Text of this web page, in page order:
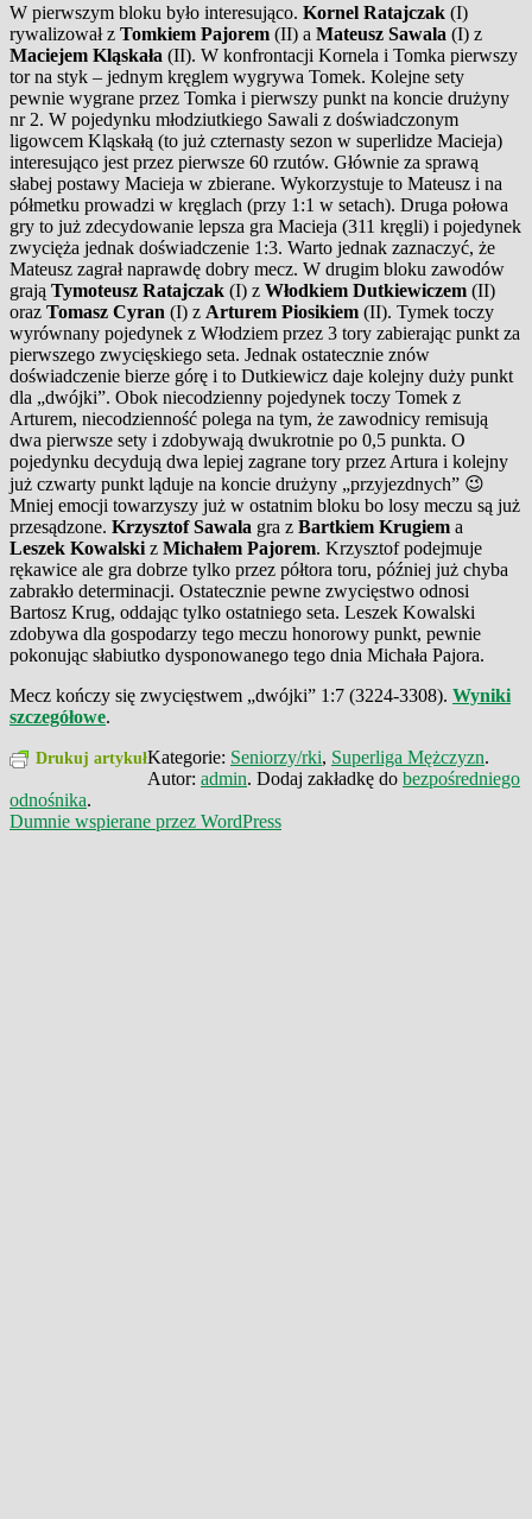
W pierwszym bloku było interesująco. Kornel Ratajczak (I)
rywalizował z Tomkiem Pajorem (II) a Mateusz Sawala (I) z
Maciejem Kląskała (II). W konfrontacji Kornela i Tomka pierwszy
tor na styk – jednym kręglem wygrywa Tomek. Kolejne sety
pewnie wygrane przez Tomka i pierwszy punkt na koncie drużyny
nr 2. W pojedynku młodziutkiego Sawali z doświadczonym
ligowcem Kląskałą (to już czternasty sezon w superlidze Macieja)
interesująco jest przez pierwsze 60 rzutów. Głównie za sprawą
słabej postawy Macieja w zbierane. Wykorzystuje to Mateusz i na
półmetku prowadzi w kręglach (przy 1:1 w setach). Druga połowa
gry to już zdecydowanie lepsza gra Macieja (311 kręgli) i pojedynek
zwycięża jednak doświadczenie 1:3. Warto jednak zaznaczyć, że
Mateusz zagrał naprawdę dobry mecz. W drugim bloku zawodów
grają Tymoteusz Ratajczak (I) z Włodkiem Dutkiewiczem (II)
oraz Tomasz Cyran (I) z Arturem Piosikiem (II). Tymek toczy
wyrównany pojedynek z Włodziem przez 3 tory zabierając punkt za
pierwszego zwycięskiego seta. Jednak ostatecznie znów
doświadczenie bierze górę i to Dutkiewicz daje kolejny duży punkt
dla „dwójki”. Obok niecodzienny pojedynek toczy Tomek z
Arturem, niecodzienność polega na tym, że zawodnicy remisują
dwa pierwsze sety i zdobywają dwukrotnie po 0,5 punkta. O
pojedynku decydują dwa lepiej zagrane tory przez Artura i kolejny
już czwarty punkt ląduje na koncie drużyny „przyjezdnych” 😉
Mniej emocji towarzyszy już w ostatnim bloku bo losy meczu są już
przesądzone. Krzysztof Sawala gra z Bartkiem Krugiem a
Leszek Kowalski z Michałem Pajorem. Krzysztof podejmuje
rękawice ale gra dobrze tylko przez półtora toru, później już chyba
zabrakło determinacji. Ostatecznie pewne zwycięstwo odnosi
Bartosz Krug, oddając tylko ostatniego seta. Leszek Kowalski
zdobywa dla gospodarzy tego meczu honorowy punkt, pewnie
pokonując słabiutko dysponowanego tego dnia Michała Pajora.
Mecz kończy się zwycięstwem „dwójki” 1:7 (3224-3308). Wyniki
szczegółowe.
Drukuj artykułKategorie: Seniorzy/rki, Superliga Mężczyzn.
Autor: admin. Dodaj zakładkę do bezpośredniego
odnośnika.
Dumnie wspierane przez WordPress